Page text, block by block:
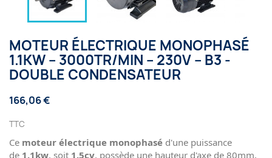
MOTEUR ÉLECTRIQUE MONOPHASÉ
1.1KW – 3000TR/MIN – 230V – B3 -
DOUBLE CONDENSATEUR
166,06 €
TTC
Ce moteur électrique monophasé d'une puissance
de 1.1kw, soit 1.5cv, possède une hauteur d'axe de 80mm.